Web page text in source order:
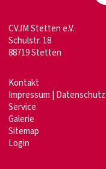
CVJM Stetten e.V.
Schulstr. 18
88719 Stetten
Kontakt
Impressum Datenschutz
Service
Galerie
Sitemap
Login